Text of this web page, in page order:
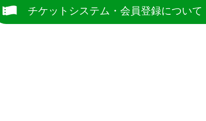
チケットシステム・会員登録について